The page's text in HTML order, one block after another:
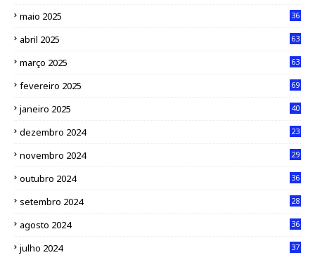
maio 2025 36
abril 2025 63
março 2025 63
fevereiro 2025 69
janeiro 2025 40
dezembro 2024 23
novembro 2024 29
outubro 2024 36
setembro 2024 28
agosto 2024 36
julho 2024 37